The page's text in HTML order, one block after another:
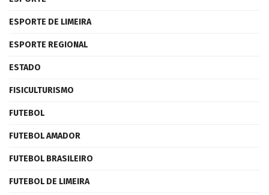
ESPORTE DE LIMEIRA
ESPORTE REGIONAL
ESTADO
FISICULTURISMO
FUTEBOL
FUTEBOL AMADOR
FUTEBOL BRASILEIRO
FUTEBOL DE LIMEIRA